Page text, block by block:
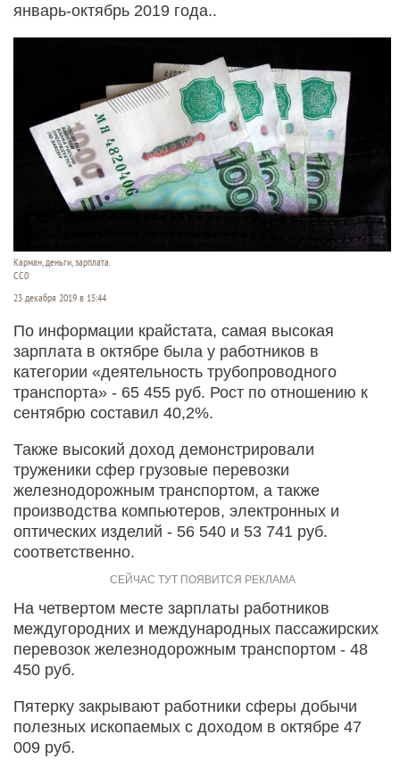
январь-октябрь 2019 года..
Карман, деньги, зарплата.
СС0
23 декабря 2019 в 15:44
По информации крайстата, самая высокая
зарплата в октябре была у работников в
категории «деятельность трубопроводного
транспорта» - 65 455 руб. Рост по отношению к
сентябрю составил 40,2%.
Также высокий доход демонстрировали
труженики сфер грузовые перевозки
железнодорожным транспортом, а также
производства компьютеров, электронных и
оптических изделий - 56 540 и 53 741 руб.
соответственно.
На четвертом месте зарплаты работников
междугородних и международных пассажирских
перевозок железнодорожным транспортом - 48
450 руб.
Пятерку закрывают работники сферы добычи
полезных ископаемых с доходом в октябре 47
009 руб.